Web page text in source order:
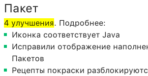
Пакет
4 улучшения. Подробнее:
Иконка соответствует Java
Исправили отображение
Пакетов
Рецепты покраски